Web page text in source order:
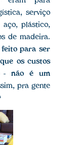
serviço
plástico,
de madeira.
para ser
os custos
- não é um
pra gente